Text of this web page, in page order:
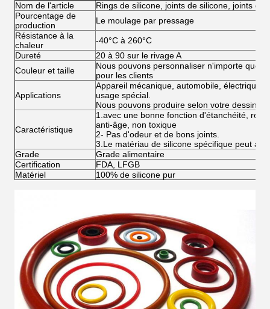
Nom de l'article
Rings de silicone, joints de silicone, joints de
Pourcentage de
production
Le moulage par pressage
Résistance à la
chaleur
-40°C à 260°C
Dureté
20 à 90 sur le rivage A
Couleur et taille
Nous pouvons personnaliser n'importe
pour les clients
Applications
Appareil mécanique, automobile, électrique,
usage spécial.
Nous pouvons produire selon votre dessin
Caractéristique
1.avec une bonne fonction d'étanchéité,
anti-âge, non toxique
2- Pas d'odeur et de bons joints.
3.Le matériau de silicone spécifique peut
Grade
Grade alimentaire
Certification
FDA, LFGB
Matériel
100% de silicone pur